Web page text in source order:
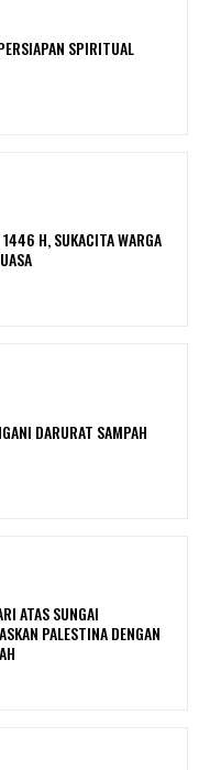
SPIRITUAL
H, SUKACITA WARGA
DARURAT SAMPAH
ATAS SUNGAI
PALESTINA DENGAN